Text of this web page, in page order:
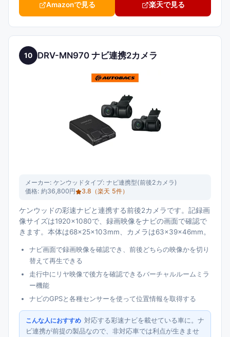
Amazonで見る 楽天で見る
10 DRV-MN970 ナビ連携2カメラ
メーカー: ケンウッドタイプ: ナビ連携型(前後2カメラ)
価格: 約36,800円 3.8 （楽天 5件）
ケンウッドの彩速ナビと連携する前後2カメラです。記録画
像サイズは1920×1080で、録画映像をナビの画面で確認で
きます。本体は68×25×103mm、カメラは63×39×46mm。
ナビ画面で録画映像を確認でき、前後どちらの映像かを切り
替えて再生できる
走行中にリヤ映像で後方を確認できるバーチャルルームミラ
ー機能
ナビのGPSと各種センサーを使って位置情報を取得する
こんな人におすすめ 対応する彩速ナビを載せている車に。ナ
ビ連携が前提の製品なので、非対応車では利点が生きませ